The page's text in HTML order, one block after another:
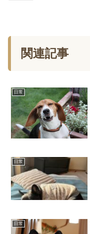
関連記事
日常
日常
日常